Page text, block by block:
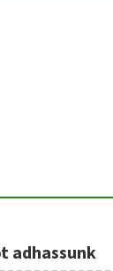
adhassunk